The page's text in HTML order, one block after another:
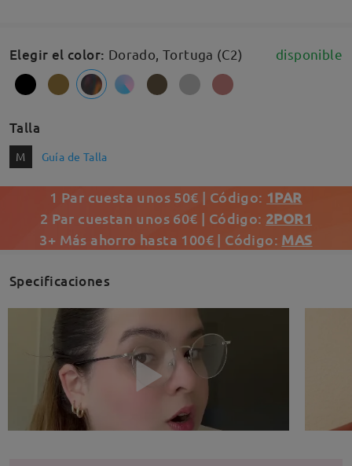
Elegir el color: Dorado, Tortuga (C2) disponible
Talla
M Guía de Talla
1 Par cuesta unos 50€ | Código: 1PAR
2 Par cuestan unos 60€ | Código: 2POR1
3+ Más ahorro hasta 100€ | Código: MAS
Specificaciones